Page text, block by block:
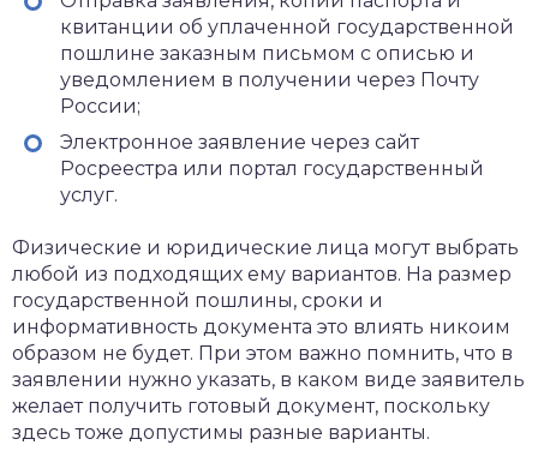
квитанции об уплаченной государственной
пошлине заказным письмом с описью и
уведомлением в получении через Почту
России;
Электронное заявление через сайт
Росреестра или портал государственный
услуг.
Физические и юридические лица могут выбрать
любой из подходящих ему вариантов. На размер
государственной пошлины, сроки и
информативность документа это влиять никоим
образом не будет. При этом важно помнить, что в
заявлении нужно указать, в каком виде заявитель
желает получить готовый документ, поскольку
здесь тоже допустимы разные варианты.